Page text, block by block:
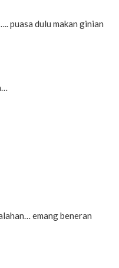
puasa dulu makan ginian
emang beneran